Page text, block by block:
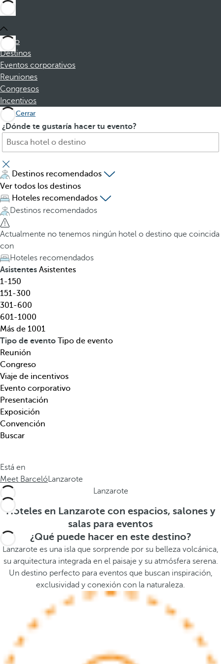
Inicio
Destinos
Eventos corporativos
Reuniones
Congresos
Incentivos
Cerrar
¿Dónde te gustaría hacer tu evento?
B
s
q
u
e
h
o
t
e
l
,
d
e
s
t
i
n
o
,
t
e
m
á
t
i
c
.
.
A
p
u
l
s
a
r
l
a
t
e
c
l
a
d
e
f
l
e
c
h
a
h
a
c
i
b
a
s
a
b
Destinos recomendados
Ver todos los destinos
Hoteles recomendados
Destinos recomendados
Actualmente no tenemos ningún hotel o destino que coincida
con
Hoteles recomendados
Asistentes Asistentes
1-150
151-300
301-600
601-1000
Más de 1001
Tipo de evento Tipo de evento
Reunión
Congreso
Viaje de incentivos
Evento corporativo
Presentación
Exposición
Convención
Buscar
Está en
Meet BarcelóLanzarote
Lanzarote
Hoteles en Lanzarote con espacios, salones y
salas para eventos
¿Qué puede hacer en este destino?
Lanzarote es una isla que sorprende por su belleza volcánica,
su arquitectura integrada en el paisaje y su atmósfera serena.
Un destino perfecto para eventos que buscan inspiración,
exclusividad y conexión con la naturaleza.